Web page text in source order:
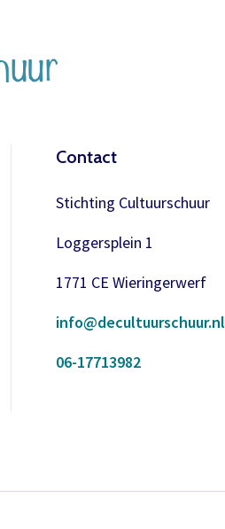
gewoon via de
Contact
Stichting Cultuurschuur
Loggersplein 1
1771 CE Wieringerwerf
info@decultuurschuur.nl
06-17713982